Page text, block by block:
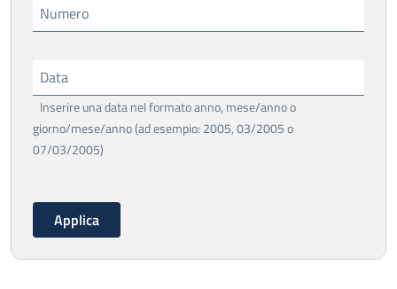
Numero
Data
Inserire una data nel formato anno, mese/anno o
giorno/mese/anno (ad esempio: 2005, 03/2005 o
07/03/2005)